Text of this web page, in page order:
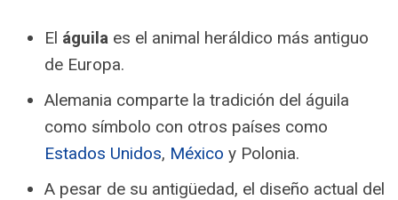
El águila es el animal heráldico más antiguo
de Europa.
Alemania comparte la tradición del águila
como símbolo con otros países como
Estados Unidos, México y Polonia.
A pesar de su antigüedad, el diseño actual del